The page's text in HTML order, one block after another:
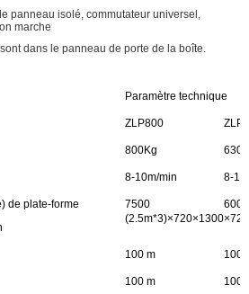
panneau isolé, commutateur universel,
marche
dans le panneau de porte de la boîte.
Paramètre technique
ZLP800
800Kg
8-10m/min 8-
de plate-forme
7500
(2.5m*3)×720×1300
100 m 100
100 m 100